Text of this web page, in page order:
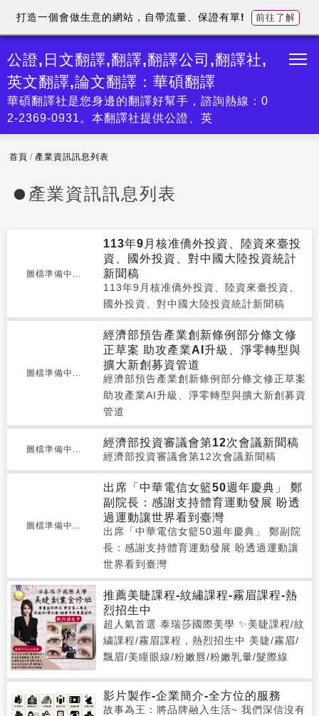
公證,日文翻譯,翻譯,翻譯公司,翻譯社,
英文翻譯,論文翻譯：華碩翻譯
華碩翻譯社是您身邊的翻譯好幫手，諮詢熱線：0
2-2369-0931。本翻譯社提供公證、英
首頁 / 產業資訊訊息列表
產業資訊訊息列表
圖檔準備中...
113年9月核准僑外投資、陸資來臺投
資、國外投資、對中國大陸投資統計
新聞稿
113年9月核准僑外投資、陸資來臺投資、
國外投資、對中國大陸投資統計新聞稿
圖檔準備中...
經濟部預告產業創新條例部分條文修
正草案 助攻產業AI升級、淨零轉型與
擴大新創募資管道
經濟部預告產業創新條例部分條文修正草案
助攻產業AI升級、淨零轉型與擴大新創募資
管道
圖檔準備中...
經濟部投資審議會第12次會議新聞稿
經濟部投資審議會第12次會議新聞稿
圖檔準備中...
出席「中華電信女籃50週年慶典」 鄭
副院長：感謝支持體育運動發展 盼透
過運動讓世界看到臺灣
出席「中華電信女籃50週年慶典」 鄭副院
長：感謝支持體育運動發展 盼透過運動讓
世界看到臺灣
推薦美睫課程-紋繡課程-霧眉課程-熱
烈招生中
超人氣首選 泰瑞莎國際美學 ✨美睫課程/紋
繍課程/霧眉課程，熱烈招生中 美睫/霧眉/
飄眉/美瞳眼線/粉嫩唇/粉嫩乳暈/髮際線
影片製作-企業簡介-全方位的服務
故事為王：將品牌融入生活~ 我們深信沒有
打造一個會做生意的網站，自帶流量、保證有單! 前往了解